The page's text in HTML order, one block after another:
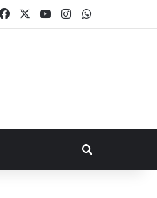
FacebookYouTubeInstagram
Search for